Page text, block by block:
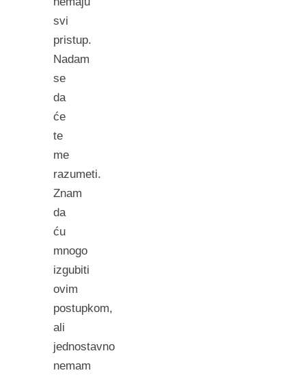
svi
pristup.
Nadam
se
da
će
te
me
razumeti.
Znam
da
ću
mnogo
izgubiti
ovim
postupkom,
ali
jednostavno
nemam